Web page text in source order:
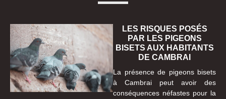
LES RISQUES POSÉS
PAR LES PIGEONS
BISETS AUX HABITANTS
DE CAMBRAI
La présence de pigeons bisets
à Cambrai peut avoir des
conséquences néfastes pour la